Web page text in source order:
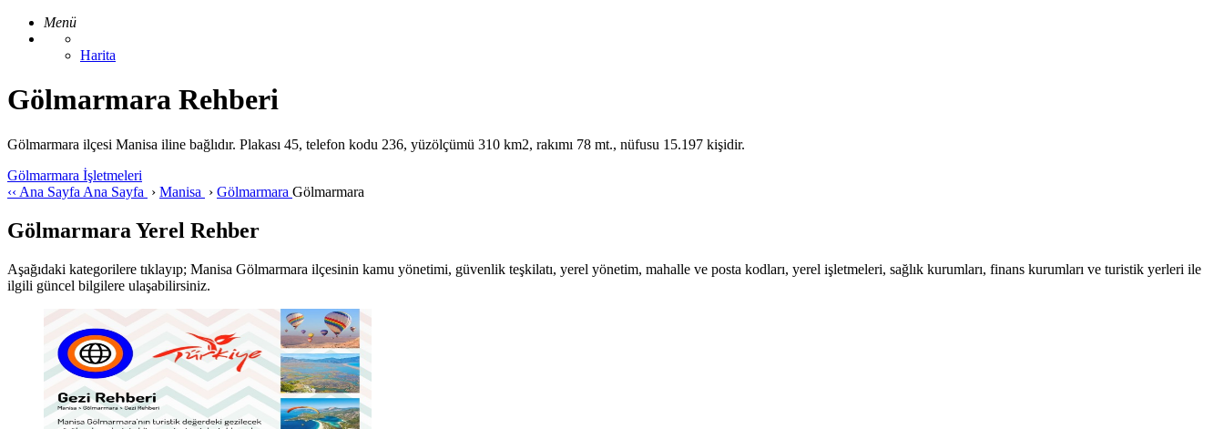
Menü
Harita
Gölmarmara Rehberi
Gölmarmara ilçesi Manisa iline bağlıdır. Plakası 45, telefon kodu 236, yüzölçümü 310 km2, rakımı 78 mt., nüfusu 15.197 kişidir.
Gölmarmara İşletmeleri
‹‹ Ana Sayfa Ana Sayfa › Manisa › Gölmarmara Gölmarmara
Gölmarmara Yerel Rehber
Aşağıdaki kategorilere tıklayıp; Manisa Gölmarmara ilçesinin kamu yönetimi, güvenlik teşkilatı, yerel yönetim, mahalle ve posta kodları, yerel işletmeleri, sağlık kurumları, finans kurumları ve turistik yerleri ile
ilgili güncel bilgilere ulaşabilirsiniz.